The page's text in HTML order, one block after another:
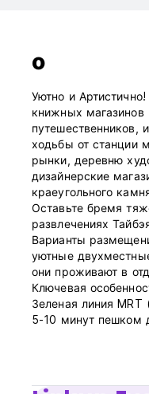
о
Уютно и
книжных магазинов
путешественников,
ходьбы от станции
рынки, деревню
дизайнерские
краеугольного
Оставьте бремя
развлечениях
Варианты
уютные
они проживают в
Ключевая
Зеленая линия
5-10 минут пешком
Универсальные и